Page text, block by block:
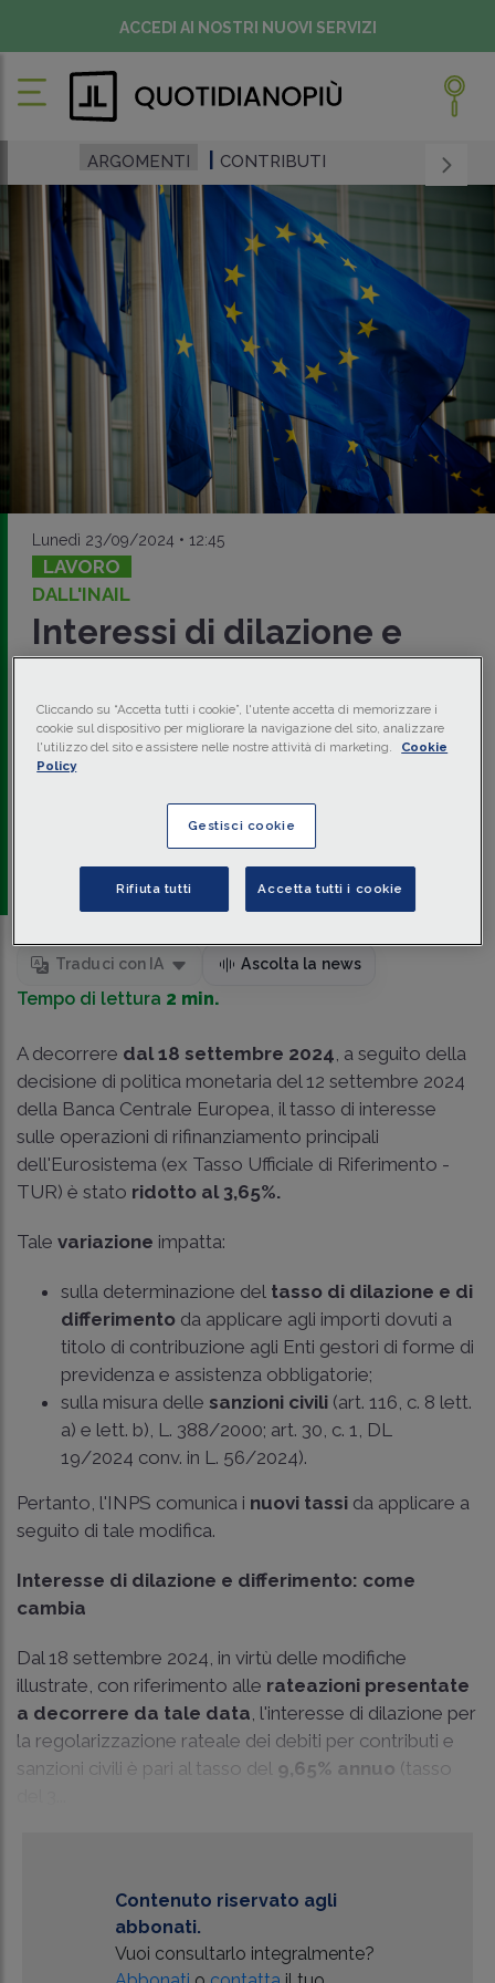
ACCEDI AI NOSTRI NUOVI SERVIZI
ARGOMENTI CONTRIBUTI
Lunedì 23/09/2024 • 12:45
LAVORO
DALL'INAIL
Interessi di dilazione e
BCE
Alla luce della decisione dellaBCE, l'INAIL, conCirc. 20
settembre 2024 n. 28
a cura diredazione Memento
Traduci con IA Ascolta la news
Tempo di lettura 2 min.
A decorrere dal 18 settembre 2024, a seguito della
decisione di politica monetaria del 12 settembre 2024
della Banca Centrale Europea, il tasso di interesse
sulle operazioni di rifinanziamento principali
dell'Eurosistema (ex Tasso Ufficiale di Riferimento -
TUR) è stato ridotto al 3,65%.
Tale variazione impatta:
sulla determinazione del tasso di dilazione e di
differimento da applicare agli importi dovuti a
titolo di contribuzione agli Enti gestori di forme di
previdenza e assistenza obbligatorie;
sulla misura delle sanzioni civili (art. 116, c. 8 lett.
a) e lett. b), L. 388/2000; art. 30, c. 1, DL
19/2024 conv. in L. 56/2024).
Pertanto, l'INPS comunica i nuovi tassi da applicare a
seguito di tale modifica.
Interesse di dilazione e differimento: come
cambia
Dal 18 settembre 2024, in virtù delle modifiche
illustrate, con riferimento alle rateazioni presentate
a decorrere da tale data, l'interesse di dilazione per
la regolarizzazione rateale dei debiti per contributi e
sanzioni civili è pari al tasso del 9,65% annuo (tasso
Contenuto riservato agli
abbonati.
Vuoi consultarlo integralmente?
Cliccando su “Accetta tutti i cookie”, l'utente accetta di memorizzare i
cookie sul dispositivo per migliorare la navigazione del sito, analizzare
l'utilizzo del sito e assistere nelle nostre attività di marketing.
Cookie
Policy
Gestisci cookie
Rifiuta tutti Accetta tutti i cookie